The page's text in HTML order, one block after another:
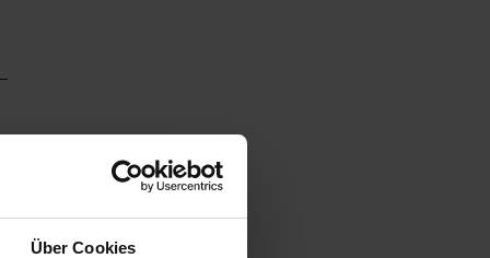
Über Cookies